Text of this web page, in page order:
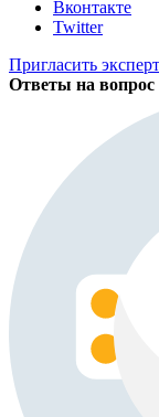
Вконтакте
Twitter
Пригласить
Ответы на вопрос